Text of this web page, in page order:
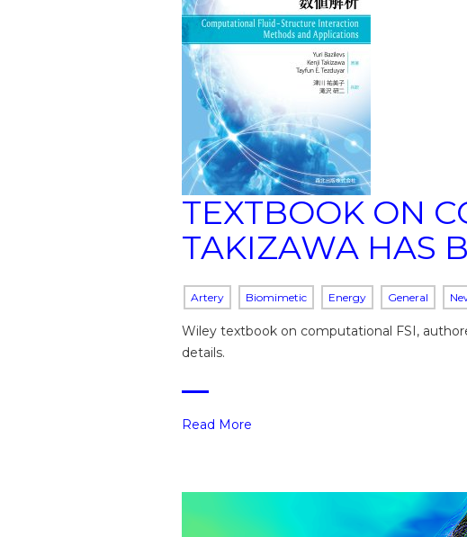
TEXTBOOK ON
TAKIZAWA HAS
Artery Biomimetic Energy General
Wiley textbook on computational FSI,
details.
Read More